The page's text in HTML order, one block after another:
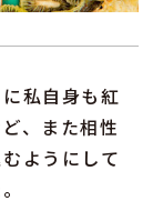
私自身も紅
、また相性
ようにして